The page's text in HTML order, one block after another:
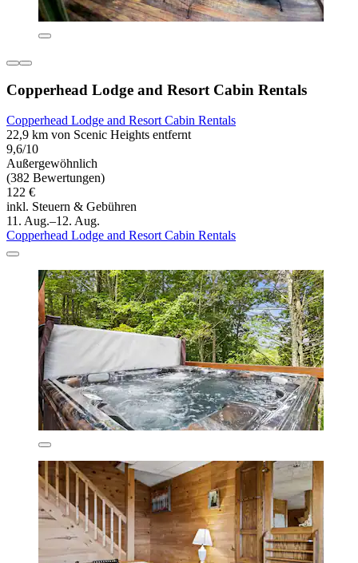
Copperhead Lodge and Resort Cabin Rentals
Copperhead Lodge and Resort Cabin Rentals
22,9 km von Scenic Heights entfernt
9,6/10
Außergewöhnlich
(382 Bewertungen)
122 €
inkl. Steuern & Gebühren
11. Aug.–12. Aug.
Copperhead Lodge and Resort Cabin Rentals